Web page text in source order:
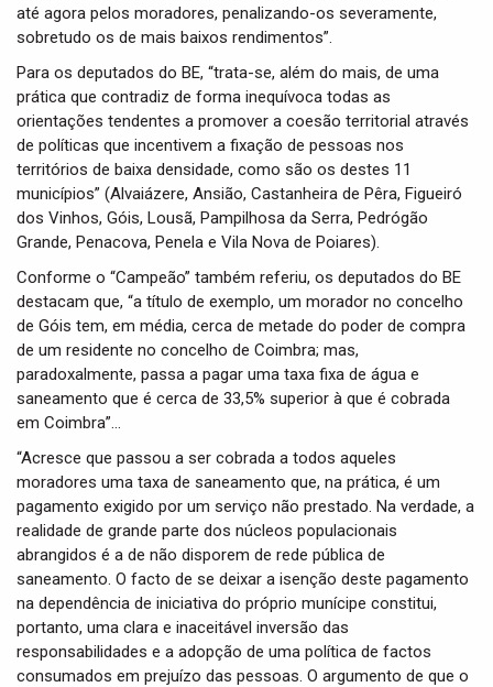
até agora pelos moradores, penalizando-os severamente,
sobretudo os de mais baixos rendimentos”.
Para os deputados do BE, “trata-se, além do mais, de uma
prática que contradiz de forma inequívoca todas as
orientações tendentes a promover a coesão territorial através
de políticas que incentivem a fixação de pessoas nos
territórios de baixa densidade, como são os destes 11
municípios” (Alvaiázere, Ansião, Castanheira de Pêra, Figueiró
dos Vinhos, Góis, Lousã, Pampilhosa da Serra, Pedrógão
Grande, Penacova, Penela e Vila Nova de Poiares).
Conforme o “Campeão” também referiu, os deputados do BE
destacam que, “a título de exemplo, um morador no concelho
de Góis tem, em média, cerca de metade do poder de compra
de um residente no concelho de Coimbra; mas,
paradoxalmente, passa a pagar uma taxa fixa de água e
saneamento que é cerca de 33,5% superior à que é cobrada
em Coimbra”…
“Acresce que passou a ser cobrada a todos aqueles
moradores uma taxa de saneamento que, na prática, é um
pagamento exigido por um serviço não prestado. Na verdade, a
realidade de grande parte dos núcleos populacionais
abrangidos é a de não disporem de rede pública de
saneamento. O facto de se deixar a isenção deste pagamento
na dependência de iniciativa do próprio munícipe constitui,
portanto, uma clara e inaceitável inversão das
responsabilidades e a adopção de uma política de factos
consumados em prejuízo das pessoas. O argumento de que o